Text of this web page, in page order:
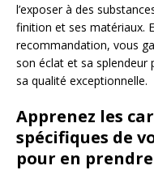
l’exposer à des
finition et ses matériaux.
recommandation, vous
son éclat et sa
sa qualité exceptionnelle.
Apprenez les
spécifiques de
pour en